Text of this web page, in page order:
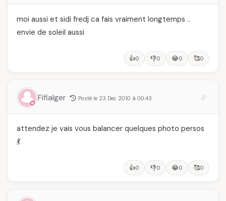
moi aussi et sidi fredj ca fais vraiment longtemps ..
envie de soleil aussi
👍0 👎0 😂0 🥰0
Fifialger Posté le 23 Dec 2010 à 00:43
attendez je vais vous balancer quelques photo persos
💃
👍0 👎0 😂0 🥰0